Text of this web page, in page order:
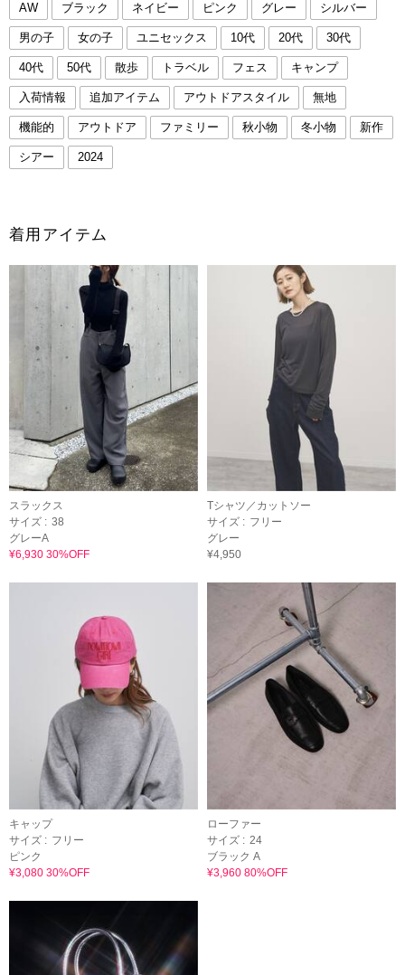
AW ブラック ネイビー ピンク グレー シルバー
男の子 女の子 ユニセックス 10代 20代 30代
40代 50代 散歩 トラベル フェス キャンプ
入荷情報 追加アイテム アウトドアスタイル 無地
機能的 アウトドア ファミリー 秋小物 冬小物 新作
シアー 2024
着用アイテム
スラックス
サイズ : 38
グレーA
¥6,930 30%OFF
Tシャツ／カットソー
サイズ : フリー
グレー
¥4,950
キャップ
サイズ : フリー
ピンク
¥3,080 30%OFF
ローファー
サイズ : 24
ブラック A
¥3,960 80%OFF